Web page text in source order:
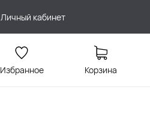
Личный кабинет
Избранное Корзина